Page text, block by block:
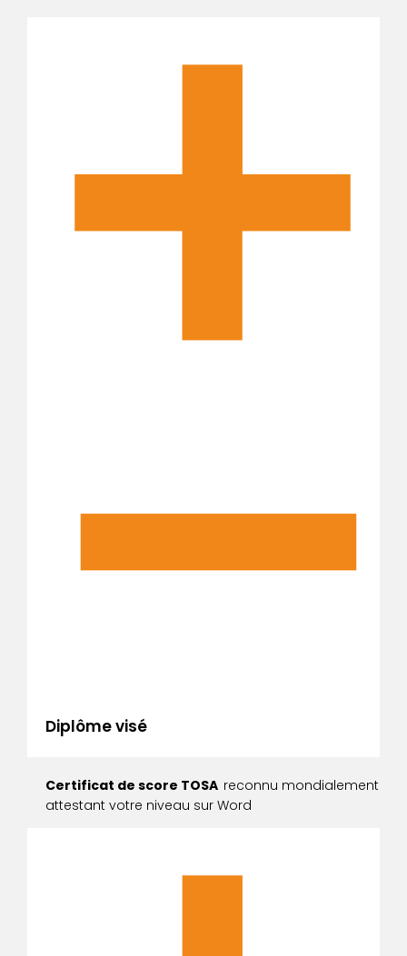
Diplôme visé
Certificat de score TOSA reconnu mondialement
attestant votre niveau sur Word